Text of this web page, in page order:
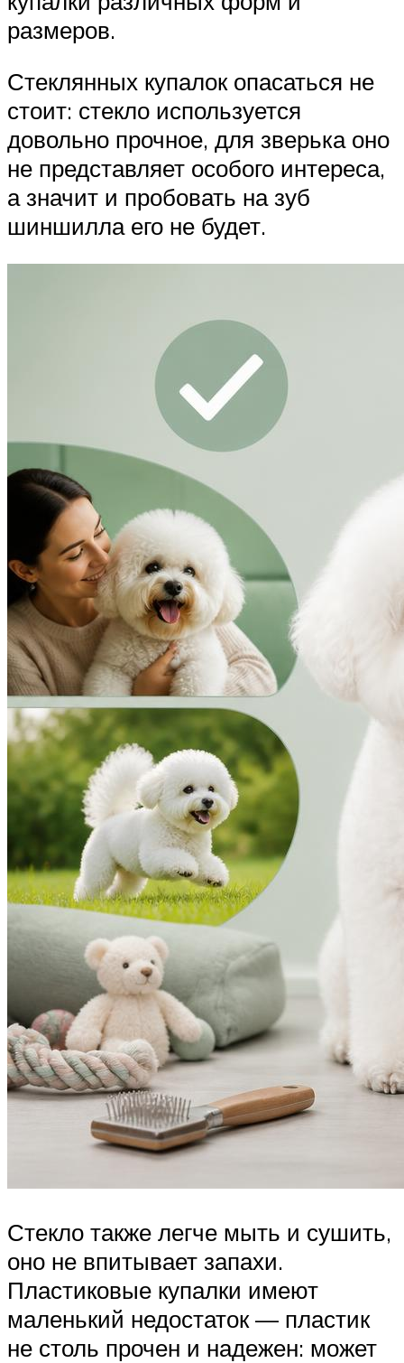
размеров.
Стеклянных купалок опасаться не
стоит: стекло используется
довольно прочное, для зверька оно
не представляет особого интереса,
а значит и пробовать на зуб
шиншилла его не будет.
Стекло также легче мыть и сушить,
оно не впитывает запахи.
Пластиковые купалки имеют
маленький недостаток — пластик
не столь прочен и надежен: может